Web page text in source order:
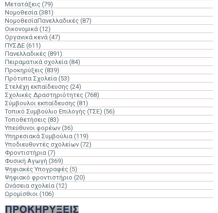
Μετατάξεις (79)
Νομοθεσία (381)
ΝομοθεσίαΠανελλαδικές (87)
Οικονομικά (12)
Οργανικά κενά (47)
ΠΥΣΔΕ (611)
Πανελλαδικές (891)
Πειραματικά σχολεία (84)
Προκηρύξεις (839)
Πρότυπα Σχολεία (53)
Στελέχη εκπαίδευσης (24)
Σχολικές Δραστηριότητες (768)
Σύμβουλοι εκπαίδευσης (81)
Τοπικό Συμβούλιο Επιλογής (ΤΣΕ) (56)
Τοποθετήσεις (83)
Υπεύθυνοι φορέων (36)
Υπηρεσιακά Συμβούλια (119)
Υποδιευθυντές σχολείων (72)
Φροντιστήρια (7)
Φυσική Αγωγή (369)
Ψηφιακές Υπογραφές (5)
Ψηφιακό φροντιστήριο (20)
Ωνάσεια σχολεία (12)
Ωρομίσθιοι (106)